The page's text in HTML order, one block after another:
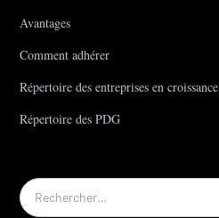
Avantages
Comment adhérer
Répertoire des entreprises en croissance
Répertoire des PDG